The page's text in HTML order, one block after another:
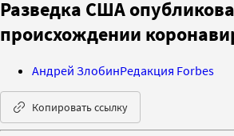
Разведка США
происхождении
Андрей ЗлобинРедакция Forbes
Копировать ссылку